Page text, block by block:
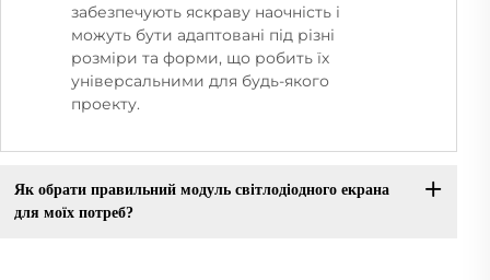
забезпечують яскраву наочність і
можуть бути адаптовані під різні
розміри та форми, що робить їх
універсальними для будь-якого
проекту.
Як обрати правильний модуль світлодіодного екрана
для моїх потреб?